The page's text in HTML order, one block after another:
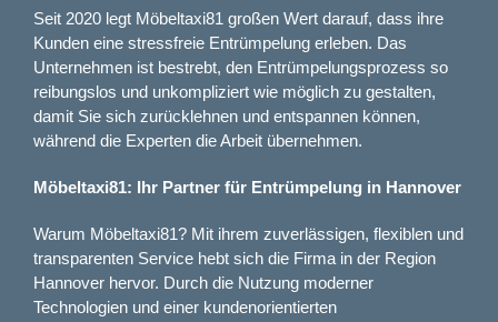
Seit 2020 legt Möbeltaxi81 großen Wert darauf, dass ihre
Kunden eine stressfreie Entrümpelung erleben. Das
Unternehmen ist bestrebt, den Entrümpelungsprozess so
reibungslos und unkompliziert wie möglich zu gestalten,
damit Sie sich zurücklehnen und entspannen können,
während die Experten die Arbeit übernehmen.
Möbeltaxi81: Ihr Partner für Entrümpelung in Hannover
Warum Möbeltaxi81? Mit ihrem zuverlässigen, flexiblen und
transparenten Service hebt sich die Firma in der Region
Hannover hervor. Durch die Nutzung moderner
Technologien und einer kundenorientierten